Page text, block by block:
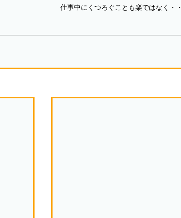
仕事中にくつろぐことも楽ではなく・・